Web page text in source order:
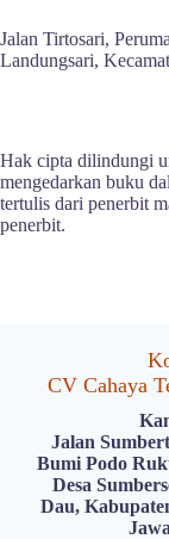
Jalan Tirtosari,
Landungsari,
Hak cipta dilindungi
mengedarkan buku
tertulis dari penerbit
penerbit.
CV Cahaya
Jalan
Bumi Podo
Desa
Dau,